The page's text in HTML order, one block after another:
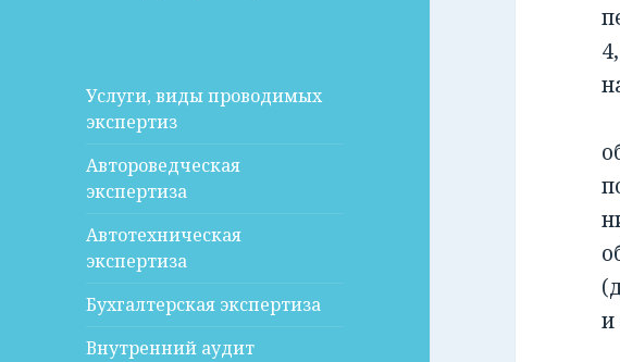
Услуги, виды проводимых
экспертиз
Автороведческая
экспертиза
Автотехническая
экспертиза
Бухгалтерская экспертиза
Внутренний аудит
и